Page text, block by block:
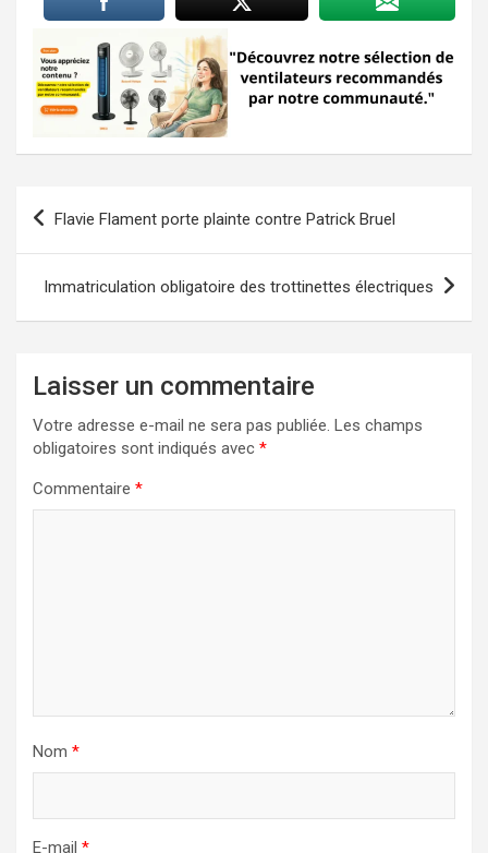
Navigation
Flavie Flament porte plainte contre Patrick Bruel
Immatriculation obligatoire des trottinettes électriques
Laisser un commentaire
Votre adresse e-mail ne sera pas publiée. Les champs
obligatoires sont indiqués avec *
Commentaire *
Nom *
E-mail *